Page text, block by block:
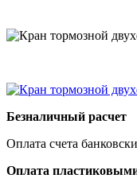
Безналичный расчет
Оплата счета
Оплата